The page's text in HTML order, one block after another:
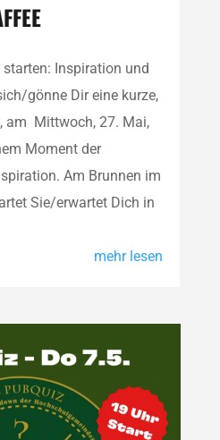
Inspiration und
gönne Dir eine kurze,
am Mittwoch, 27. Mai,
Moment der
Am Brunnen im
Sie/erwartet Dich in
mehr lesen